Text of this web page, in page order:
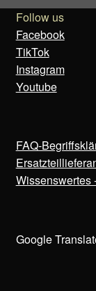
Follow us
Facebook
TikTok
Instagram
Youtube
FAQ-
Wissenswertes
Google